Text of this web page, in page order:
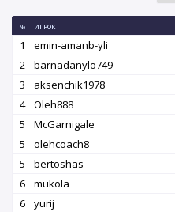
№ ИГРОК
1 emin-amanb-yli
2
barnadanylo749
3
aksenchik1978
4
Oleh888
5
McGarnigale
5
olehcoach8
5
bertoshas
6
mukola
6
yurij